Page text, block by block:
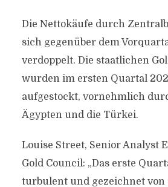
Die Nettokäufe durch
sich gegenüber dem
verdoppelt. Die staatlichen
wurden im ersten Quartal
aufgestockt, vornehmlich
Ägypten und die Türkei.
Louise Street, Senior Analyst
Gold Council: „Das erste
turbulent und gezeichnet von